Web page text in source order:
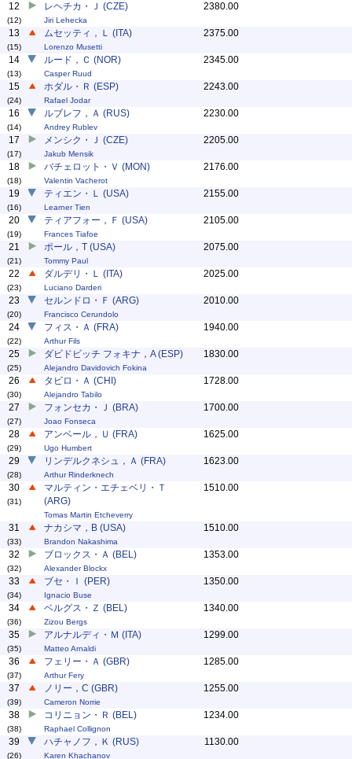
12
(12)
レヘチカ・Ｊ (CZE)
Jiri Lehecka
2380.00
13
(15)
ムセッティ，Ｌ (ITA)
Lorenzo Musetti
2375.00
14
(13)
ルード，Ｃ (NOR)
Casper Ruud
2345.00
15
(24)
ホダル・Ｒ (ESP)
Rafael Jodar
2243.00
16
(14)
ルブレフ，Ａ (RUS)
Andrey Rublev
2230.00
17
(17)
メンシク・Ｊ (CZE)
Jakub Mensik
2205.00
18
(18)
バチェロット・Ｖ (MON)
Valentin Vacherot
2176.00
19
(16)
ティエン・Ｌ (USA)
Learner Tien
2155.00
20
(19)
ティアフォー，Ｆ (USA)
Frances Tiafoe
2105.00
21
(21)
ポール，T (USA)
Tommy Paul
2075.00
22
(23)
ダルデリ・Ｌ (ITA)
Luciano Darderi
2025.00
23
(20)
セルンドロ・Ｆ (ARG)
Francisco Cerundolo
2010.00
24
(22)
フィス・Ａ (FRA)
Arthur Fils
1940.00
25
(25)
ダビドビッチ フォキナ，A (ESP)
Alejandro Davidovich Fokina
1830.00
26
(30)
タビロ・Ａ (CHI)
Alejandro Tabilo
1728.00
27
(27)
フォンセカ・Ｊ (BRA)
Joao Fonseca
1700.00
28
(29)
アンベール，Ｕ (FRA)
Ugo Humbert
1625.00
29
(28)
リンデルクネシュ，Ａ (FRA)
Arthur Rinderknech
1623.00
30
(31)
マルティン・エチェベリ・Ｔ
(ARG)
Tomas Martin Etcheverry
1510.00
31
(33)
ナカシマ，B (USA)
Brandon Nakashima
1510.00
32
(32)
ブロックス・Ａ (BEL)
Alexander Blockx
1353.00
33
(34)
ブセ・Ｉ (PER)
Ignacio Buse
1350.00
34
(36)
ベルグス・Ｚ (BEL)
Zizou Bergs
1340.00
35
(35)
アルナルディ・Ｍ (ITA)
Matteo Arnaldi
1299.00
36
(37)
フェリー・Ａ (GBR)
Arthur Fery
1285.00
37
(39)
ノリー，C (GBR)
Cameron Norrie
1255.00
38
(38)
コリニョン・Ｒ (BEL)
Raphael Collignon
1234.00
39
(26)
ハチャノフ，Ｋ (RUS)
Karen Khachanov
1130.00